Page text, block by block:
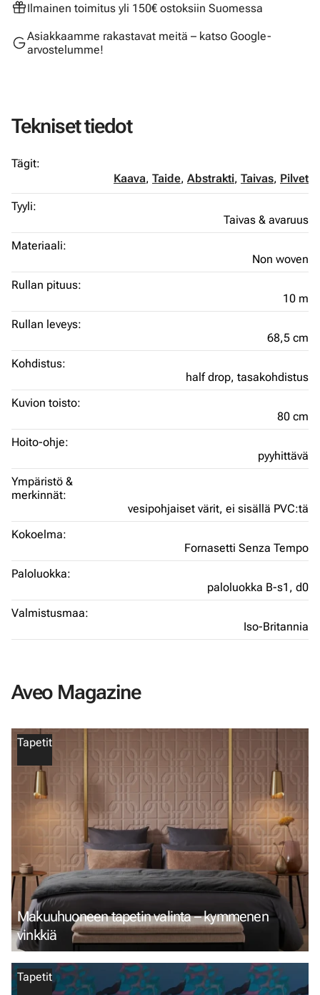
Ilmainen toimitus yli 150€ ostoksiin Suomessa
Asiakkaamme rakastavat meitä – katso Google-
arvostelumme!
Tekniset tiedot
Tägit:
Kaava, Taide, Abstrakti, Taivas, Pilvet
Tyyli:
Taivas & avaruus
Materiaali:
Non woven
Rullan pituus:
10 m
Rullan leveys:
68,5 cm
Kohdistus:
half drop, tasakohdistus
Kuvion toisto:
80 cm
Hoito-ohje:
pyyhittävä
Ympäristö &
merkinnät:
vesipohjaiset värit, ei sisällä PVC:tä
Kokoelma:
Fornasetti Senza Tempo
Paloluokka:
paloluokka B-s1, d0
Valmistusmaa:
Iso-Britannia
Aveo Magazine
Tapetit
Makuuhuoneen tapetin valinta – kymmenen
vinkkiä
Tapetit